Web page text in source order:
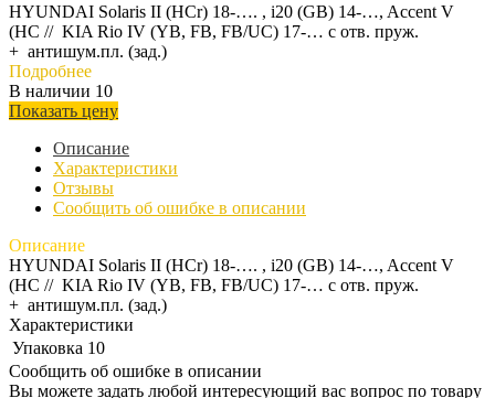
HYUNDAI Solaris II (HCr) 18-…. , i20 (GB) 14-…, Accent V
(HC // KIA Rio IV (YB, FB, FB/UC) 17-… с отв. пруж.
+ антишум.пл. (зад.)
Подробнее
В наличии 10
Показать цену
Описание
Характеристики
Отзывы
Сообщить об ошибке в описании
Описание
HYUNDAI Solaris II (HCr) 18-…. , i20 (GB) 14-…, Accent V
(HC // KIA Rio IV (YB, FB, FB/UC) 17-… с отв. пруж.
+ антишум.пл. (зад.)
Характеристики
Упаковка 10
Сообщить об ошибке в описании
Вы можете задать любой интересующий вас вопрос по товару